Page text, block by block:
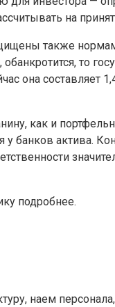
на
также
то
она
как и
банков актива.
подробнее.
наем